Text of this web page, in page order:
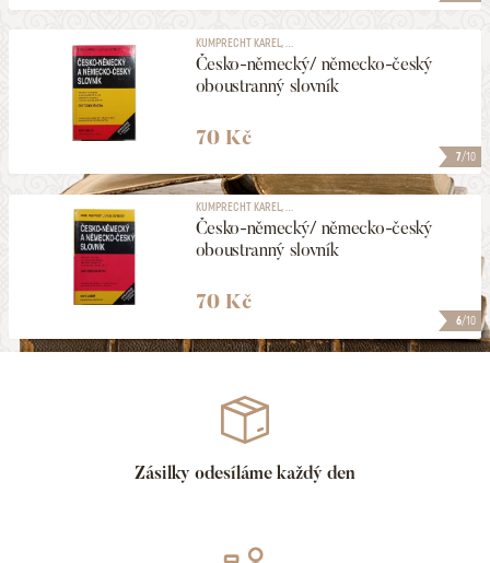
7/10
KUMPRECHT KAREL, ...
Česko-německý/ německo-český
oboustranný slovník
70 Kč
6/10
KUMPRECHT KAREL, ...
Česko-německý/ německo-český
oboustranný slovník
70 Kč
Zásilky odesíláme každý den